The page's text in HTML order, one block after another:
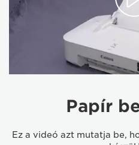
Papír
Ez a videó azt mutatja be,